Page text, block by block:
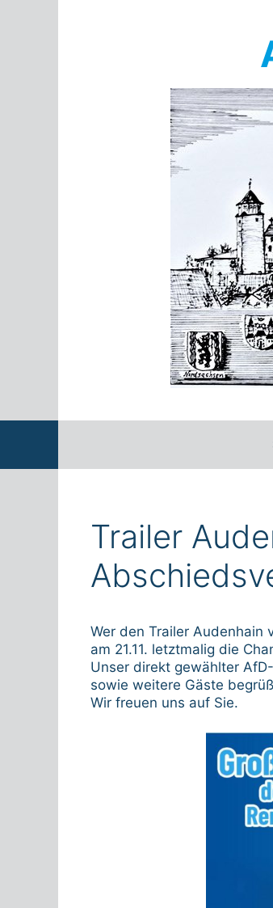
Trailer
Wer den Trailer Audenhain
am 21.11. letztmalig die
Unser direkt gewählter
sowie weitere Gäste
Wir freuen uns auf Sie.